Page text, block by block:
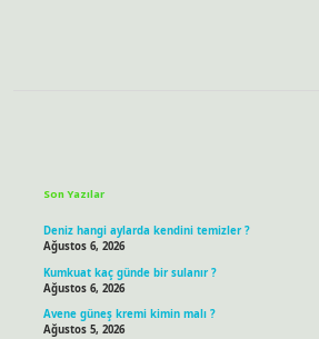
Son Yazılar
Deniz hangi aylarda kendini temizler ?
Ağustos 6, 2026
Kumkuat kaç günde bir sulanır ?
Ağustos 6, 2026
Avene güneş kremi kimin malı ?
Ağustos 5, 2026